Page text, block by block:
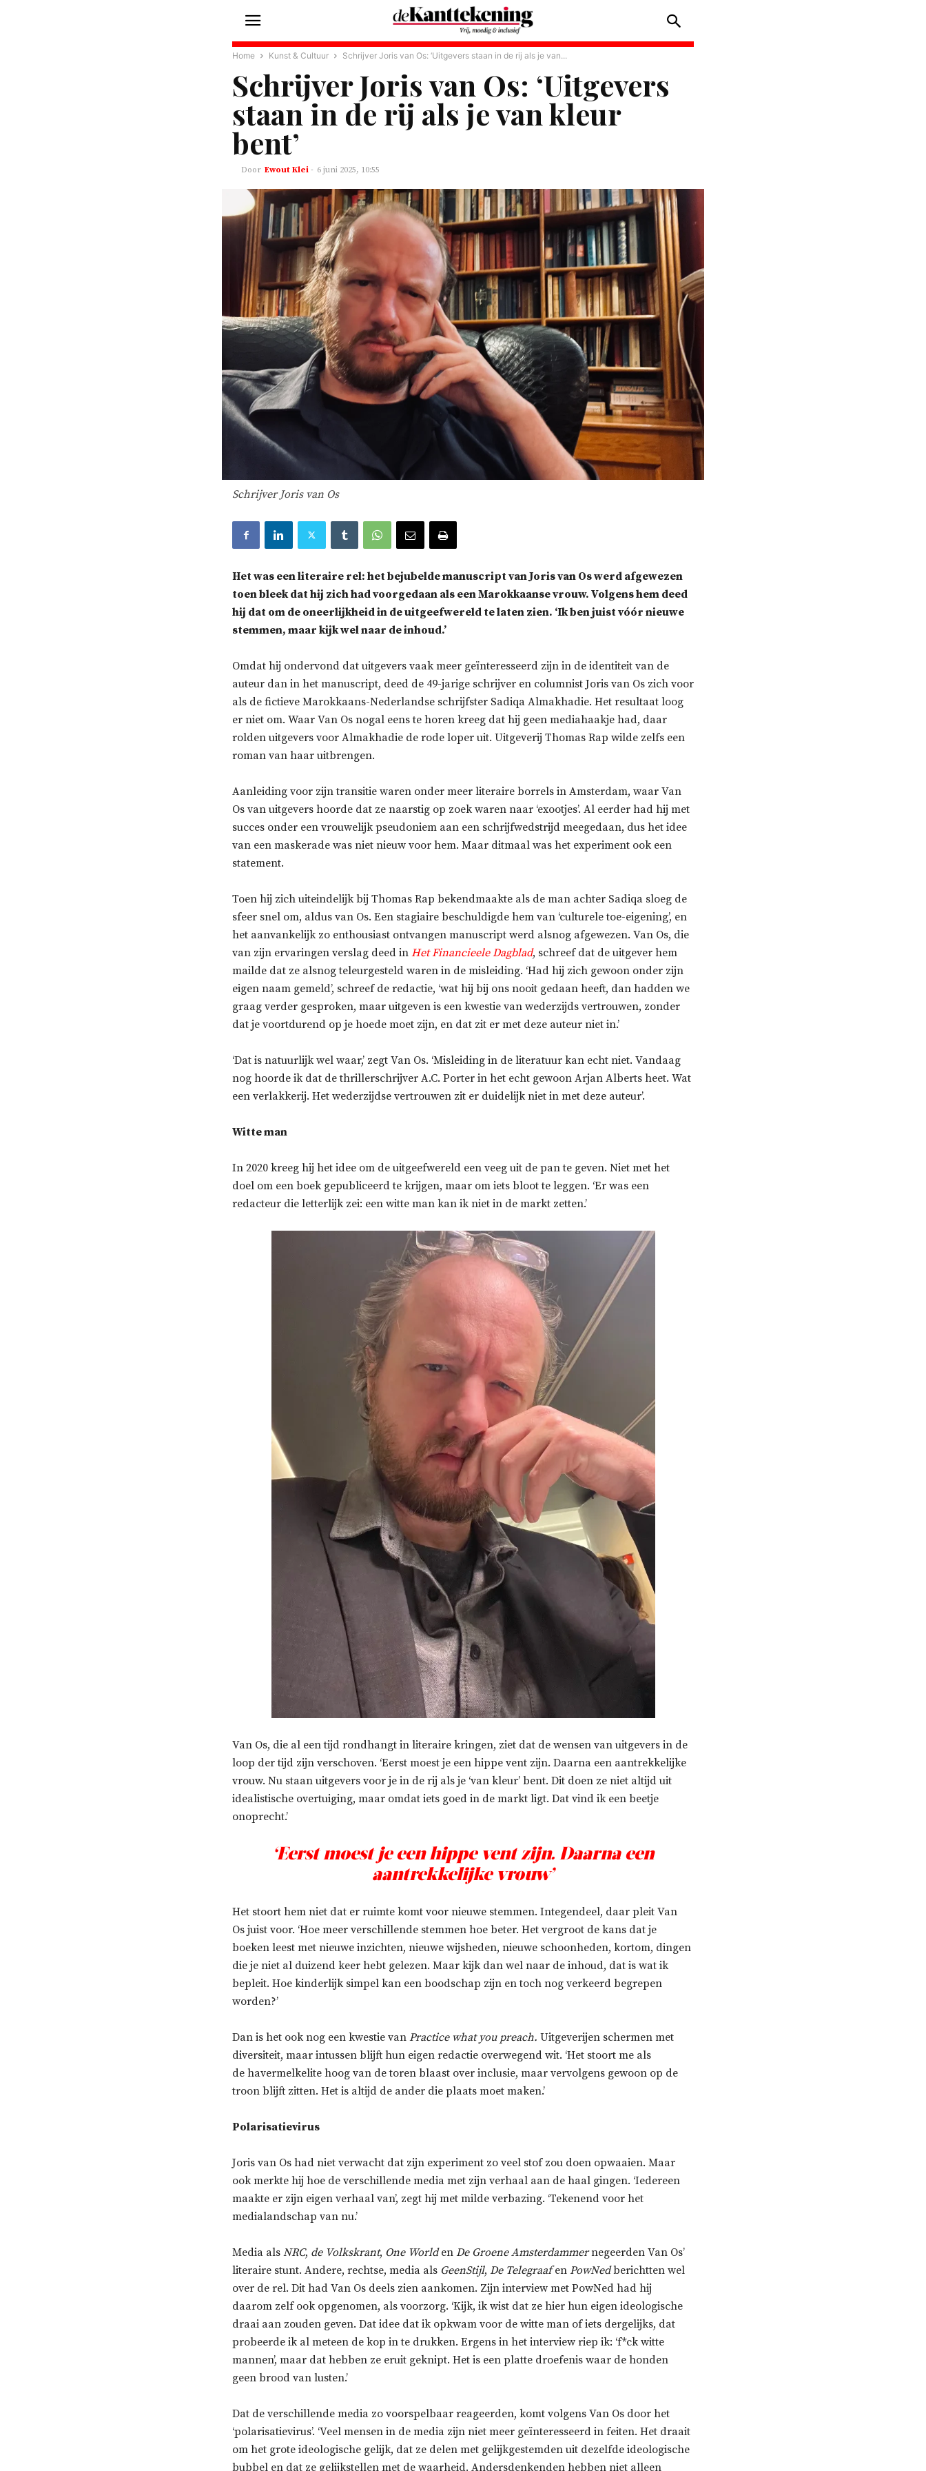
Home Kunst & Cultuur Schrijver Joris van Os: ‘Uitgevers staan in de rij als je van...
Schrijver Joris van Os: ‘Uitgevers
staan in de rij als je van kleur
bent’
Ewout Klei - 6 juni 2025, 10:55
Schrijver Joris van Os
Het was een literaire rel: het bejubelde manuscript van Joris van Os werd afgewezen
toen bleek dat hij zich had voorgedaan als een Marokkaanse vrouw. Volgens hem deed
hij dat om de oneerlijkheid in de uitgeefwereld te laten zien. ‘Ik ben juist vóór nieuwe
stemmen, maar kijk wel naar de inhoud.’
Omdat hij ondervond dat uitgevers vaak meer geïnteresseerd zijn in de identiteit van de
auteur dan in het manuscript, deed de 49-jarige schrijver en columnist Joris van Os zich voor
als de fictieve Marokkaans-Nederlandse schrijfster Sadiqa Almakhadie. Het resultaat loog
er niet om. Waar Van Os nogal eens te horen kreeg dat hij geen mediahaakje had, daar
rolden uitgevers voor Almakhadie de rode loper uit. Uitgeverij Thomas Rap wilde zelfs een
roman van haar uitbrengen.
Aanleiding voor zijn transitie waren onder meer literaire borrels in Amsterdam, waar Van
Os van uitgevers hoorde dat ze naarstig op zoek waren naar ‘exootjes’. Al eerder had hij met
succes onder een vrouwelijk pseudoniem aan een schrijfwedstrijd meegedaan, dus het idee
van een maskerade was niet nieuw voor hem. Maar ditmaal was het experiment ook een
statement.
Toen hij zich uiteindelijk bij Thomas Rap bekendmaakte als de man achter Sadiqa sloeg de
sfeer snel om, aldus van Os. Een stagiaire beschuldigde hem van ‘culturele toe-eigening’, en
het aanvankelijk zo enthousiast ontvangen manuscript werd alsnog afgewezen. Van Os, die
van zijn ervaringen verslag deed in Het Financieele Dagblad, schreef dat de uitgever hem
mailde dat ze alsnog teleurgesteld waren in de misleiding. ‘Had hij zich gewoon onder zijn
eigen naam gemeld’, schreef de redactie, ‘wat hij bij ons nooit gedaan heeft, dan hadden we
graag verder gesproken, maar uitgeven is een kwestie van wederzijds vertrouwen, zonder
dat je voortdurend op je hoede moet zijn, en dat zit er met deze auteur niet in.’
‘Dat is natuurlijk wel waar,’ zegt Van Os. ‘Misleiding in de literatuur kan echt niet. Vandaag
nog hoorde ik dat de thrillerschrijver A.C. Porter in het echt gewoon Arjan Alberts heet. Wat
een verlakkerij. Het wederzijdse vertrouwen zit er duidelijk niet in met deze auteur’.
Witte man
In 2020 kreeg hij het idee om de uitgeefwereld een veeg uit de pan te geven. Niet met het
doel om een boek gepubliceerd te krijgen, maar om iets bloot te leggen. ‘Er was een
redacteur die letterlijk zei: een witte man kan ik niet in de markt zetten.’
Van Os, die al een tijd rondhangt in literaire kringen, ziet dat de wensen van uitgevers in de
loop der tijd zijn verschoven. ‘Eerst moest je een hippe vent zijn. Daarna een aantrekkelijke
vrouw. Nu staan uitgevers voor je in de rij als je ‘van kleur’ bent. Dit doen ze niet altijd uit
idealistische overtuiging, maar omdat iets goed in de markt ligt. Dat vind ik een beetje
onoprecht.’
‘Eerst moest je een hippe vent zijn. Daarna een
aantrekkelijke vrouw’
Het stoort hem niet dat er ruimte komt voor nieuwe stemmen. Integendeel, daar pleit Van
Os juist voor. ‘Hoe meer verschillende stemmen hoe beter. Het vergroot de kans dat je
boeken leest met nieuwe inzichten, nieuwe wijsheden, nieuwe schoonheden, kortom, dingen
die je niet al duizend keer hebt gelezen. Maar kijk dan wel naar de inhoud, dat is wat ik
bepleit. Hoe kinderlijk simpel kan een boodschap zijn en toch nog verkeerd begrepen
worden?’
Dan is het ook nog een kwestie van Practice what you preach. Uitgeverijen schermen met
diversiteit, maar intussen blijft hun eigen redactie overwegend wit. ‘Het stoort me als
de havermelkelite hoog van de toren blaast over inclusie, maar vervolgens gewoon op de
troon blijft zitten. Het is altijd de ander die plaats moet maken.’
Polarisatievirus
Joris van Os had niet verwacht dat zijn experiment zo veel stof zou doen opwaaien. Maar
ook merkte hij hoe de verschillende media met zijn verhaal aan de haal gingen. ‘Iedereen
maakte er zijn eigen verhaal van’, zegt hij met milde verbazing. ‘Tekenend voor het
medialandschap van nu.’
Media als NRC, de Volkskrant, One Worlden De Groene Amsterdammernegeerden Van Os’
literaire stunt. Andere, rechtse, media als GeenStijl, De Telegraafen PowNedberichtten wel
over de rel. Dit had Van Os deels zien aankomen. Zijn interview met PowNed had hij
daarom zelf ook opgenomen, als voorzorg. ‘Kijk, ik wist dat ze hier hun eigen ideologische
draai aan zouden geven. Dat idee dat ik opkwam voor de witte man of iets dergelijks, dat
probeerde ik al meteen de kop in te drukken. Ergens in het interview riep ik: ‘f*ck witte
mannen’, maar dat hebben ze eruit geknipt. Het is een platte droefenis waar de honden
geen brood van lusten.’
Dat de verschillende media zo voorspelbaar reageerden, komt volgens Van Os door het
‘polarisatievirus’. ‘Veel mensen in de media zijn niet meer geïnteresseerd in feiten. Het draait
om het grote ideologische gelijk, dat ze delen met gelijkgestemden uit dezelfde ideologische
bubbel en dat ze gelijkstellen met de waarheid. Andersdenkenden hebben niet alleen